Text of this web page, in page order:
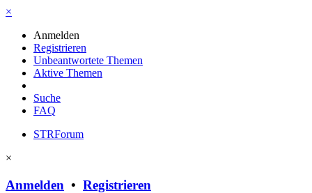
×
Anmelden
Registrieren
Unbeantwortete Themen
Aktive Themen
Suche
FAQ
STRForum
×
Anmelden • Registrieren